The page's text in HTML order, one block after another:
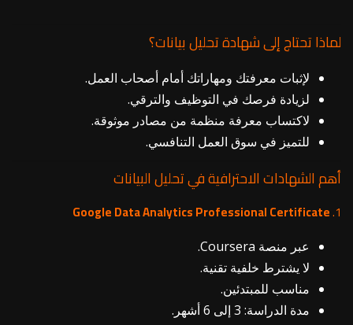
لماذا تحتاج إلى شهادة تحليل بيانات؟
لإثبات معرفتك ومهاراتك أمام أصحاب العمل.
لزيادة فرصك في التوظيف والترقي.
لاكتساب معرفة منظمة من مصادر موثوقة.
للتميز في سوق العمل التنافسي.
أهم الشهادات الاحترافية في تحليل البيانات
1.
Google Data Analytics Professional Certificate
عبر منصة Coursera.
لا يشترط خلفية تقنية.
مناسب للمبتدئين.
مدة الدراسة: 3 إلى 6 أشهر.